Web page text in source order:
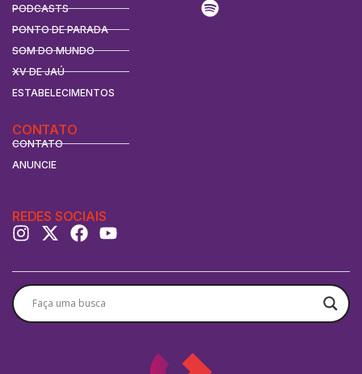
PODCASTS
PONTO DE PARADA
SOM DO MUNDO
XV DE JAÚ
ESTABELECIMENTOS
CONTATO
CONTATO
ANUNCIE
REDES SOCIAIS